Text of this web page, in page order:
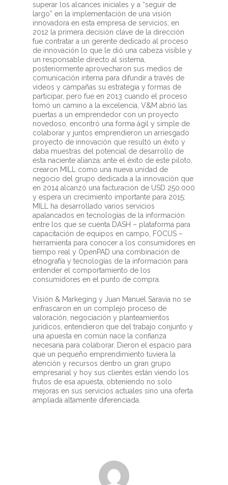
superar los alcances iniciales y a “seguir de
largo” en la implementación de una visión
innovadora en esta empresa de servicios; en
2012 la primera decisión clave de la dirección
fue contratar a un gerente dedicado al proceso
de innovación lo que le dió una cabeza visible y
un responsable directo al sistema,
posteriormente aprovecharon sus medios de
comunicación interna para difundir a través de
videos y campañas su estrategia y formas de
participar, pero fue en 2013 cuando el proceso
tomó un camino a la excelencia, V&M abrió las
puertas a un emprendedor con un proyecto
novedoso, encontró una forma ágil y simple de
colaborar y juntos emprendieron un arriesgado
proyecto de innovación que resultó un éxito y
daba muestras del potencial de desarrollo de
esta naciente alianza; ante el éxito de este piloto,
crearon MILL como una nueva unidad de
negocio del grupo dedicada a la innovación que
en 2014 alcanzó una facturación de USD 250.000
y espera un crecimiento importante para 2015;
MILL ha desarrollado varios servicios
apalancados en tecnologías de la información
entre los que se cuenta DASH – plataforma para
capacitación de equipos en campo, FOCUS –
herramienta para conocer a los consumidores en
tiempo real y OpenPAD una combinación de
etnografía y tecnologías de la información para
entender el comportamiento de los
consumidores en el punto de compra.
Visión & Markeging y Juan Manuel Saravia no se
enfrascaron en un complejo proceso de
valoración, negociación y planteamientos
jurídicos, entendieron que del trabajo conjunto y
una apuesta en común nace la confianza
necesaria para colaborar. Dieron el espacio para
que un pequeño emprendimiento tuviera la
atención y recursos dentro un gran grupo
empresarial y hoy sus clientes están viendo los
frutos de esa apuesta, obteniendo no solo
mejoras en sus servicios actuales sino una oferta
ampliada altamente diferenciada.